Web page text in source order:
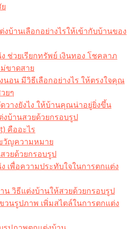
บ้านเลือกอย่างไรให้เข้ากับบ้านของ
ช่วยเรียกทรัพย์ เงินทอง โชคลาภ
ขาดสาย
นอน มีวิธีเลือกอย่างไร ให้ตรงใจคุณ
ยๆ
วางยังไง ให้บ้านคุณน่าอยู่ยิ่งขึ้น
งบ้านสวยด้วยกรอบรูป
คืออะไร​
วัญความหมาย
วยด้วยกรอบรูป
เพื่อความประทับใจในการตกแต่ง
น วิธีแต่งบ้านให้สวยด้วยกรอบรูป
วนรูปภาพ เพิ่มสไตล์ในการตกแต่ง